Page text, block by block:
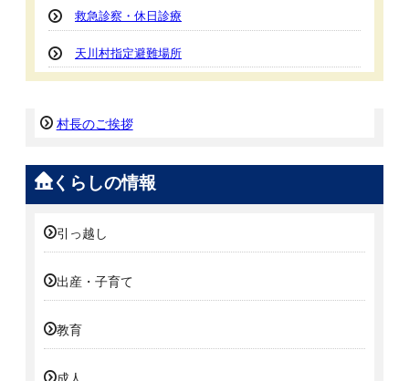
救急診察・休日診療
天川村指定避難場所
村長のご挨拶
くらしの情報
引っ越し
出産・子育て
教育